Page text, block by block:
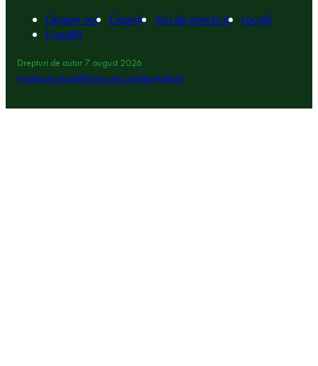
Despre noi
Experți Arii de practică
Locații
Noutăți
Drepturi de autor 7 august 2026
Notificare legalăPolitica de confidențialitate